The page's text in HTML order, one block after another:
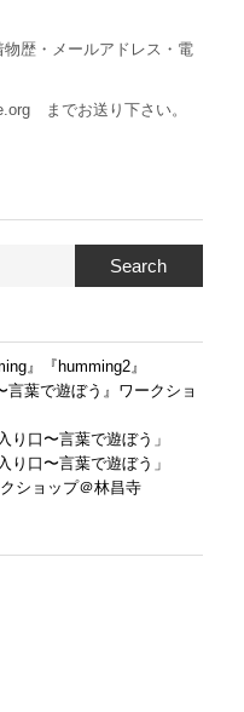
歴・メールアドレス・電
までお送り下さい。
Search
』『humming2』
葉で遊ぼう』ワークショ
り口〜言葉で遊ぼう」
り口〜言葉で遊ぼう」
ショップ＠林昌寺